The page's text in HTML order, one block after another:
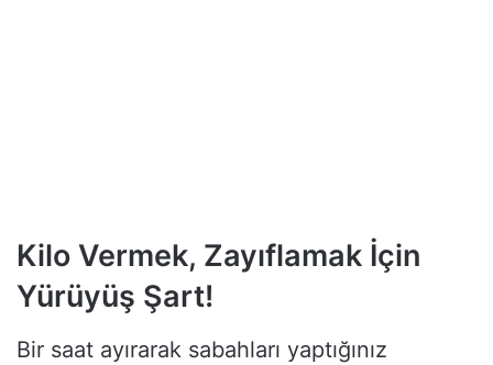
Kilo Vermek, Zayıflamak İçin
Yürüyüş Şart!
Bir saat ayırarak sabahları yaptığınız